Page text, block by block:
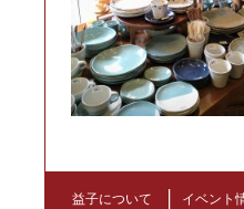
益子について
イベント